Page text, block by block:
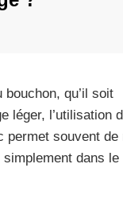
qu’il soit
l’utilisation
permet souvent de
dans le